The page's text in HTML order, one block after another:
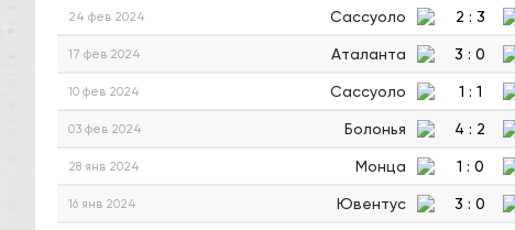
24 фев 2024 Сассуоло 2 : 3
17 фев 2024 Аталанта 3 : 0
10 фев 2024 Сассуоло 1 : 1
03 фев 2024 Болонья 4 : 2
28 янв 2024 Монца 1 : 0
16 янв 2024 Ювентус 3 : 0